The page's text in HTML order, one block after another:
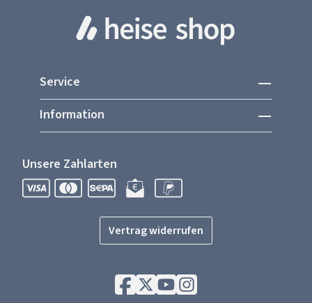
Service
Information
Unsere Zahlarten
Vertrag widerrufen